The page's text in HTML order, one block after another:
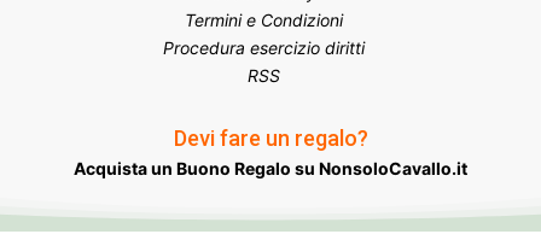
Termini e Condizioni
Procedura esercizio diritti
RSS
Devi fare un regalo?
Acquista un Buono Regalo su NonsoloCavallo.it